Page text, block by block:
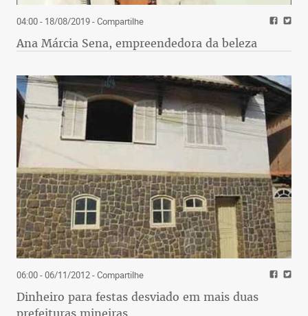
04:00 - 18/08/2019- Compartilhe
Ana Márcia Sena, empreendedora da beleza
06:00 - 06/11/2012- Compartilhe
Dinheiro para festas desviado em mais duas